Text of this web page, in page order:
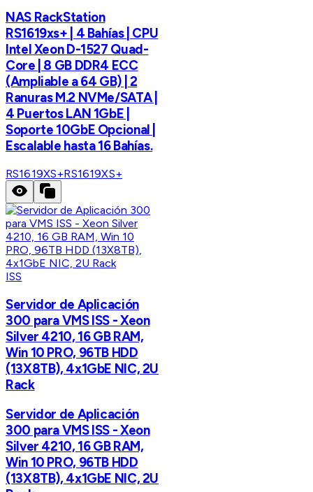
NAS RackStation
RS1619xs+ | 4 Bahías | CPU
Intel Xeon D-1527 Quad-
Core | 8 GB DDR4 ECC
(Ampliable a 64 GB) | 2
Ranuras M.2 NVMe/SATA |
4 Puertos LAN 1GbE |
Soporte 10GbE Opcional |
Escalable hasta 16 Bahías.
RS1619XS+RS1619XS+
ISS
Servidor de Aplicación
300 para VMS ISS - Xeon
Silver 4210, 16 GB RAM,
Win 10 PRO, 96TB HDD
(13X8TB), 4x1GbE NIC, 2U
Rack
Servidor de Aplicación
300 para VMS ISS - Xeon
Silver 4210, 16 GB RAM,
Win 10 PRO, 96TB HDD
(13X8TB), 4x1GbE NIC, 2U